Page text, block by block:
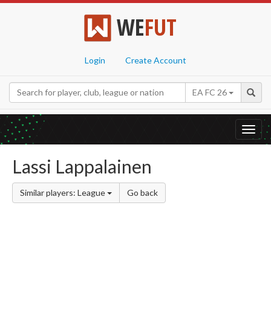
WEFUT
Login Create Account
EA FC 26
Lassi Lappalainen
Similar players: League Go back